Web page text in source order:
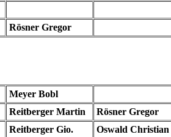
Rösner Gregor
Meyer Bobl
Reitberger Martin
Rösner Gregor
Reitberger Gio. Oswald Christian